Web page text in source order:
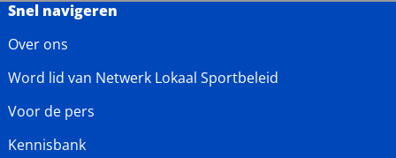
Snel navigeren
Over ons
Word lid van Netwerk Lokaal Sportbeleid
Voor de pers
Kennisbank